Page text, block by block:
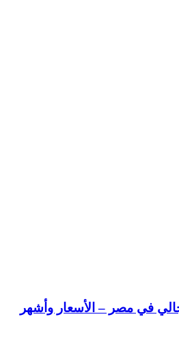
في مصر – الأسعار وأشهر